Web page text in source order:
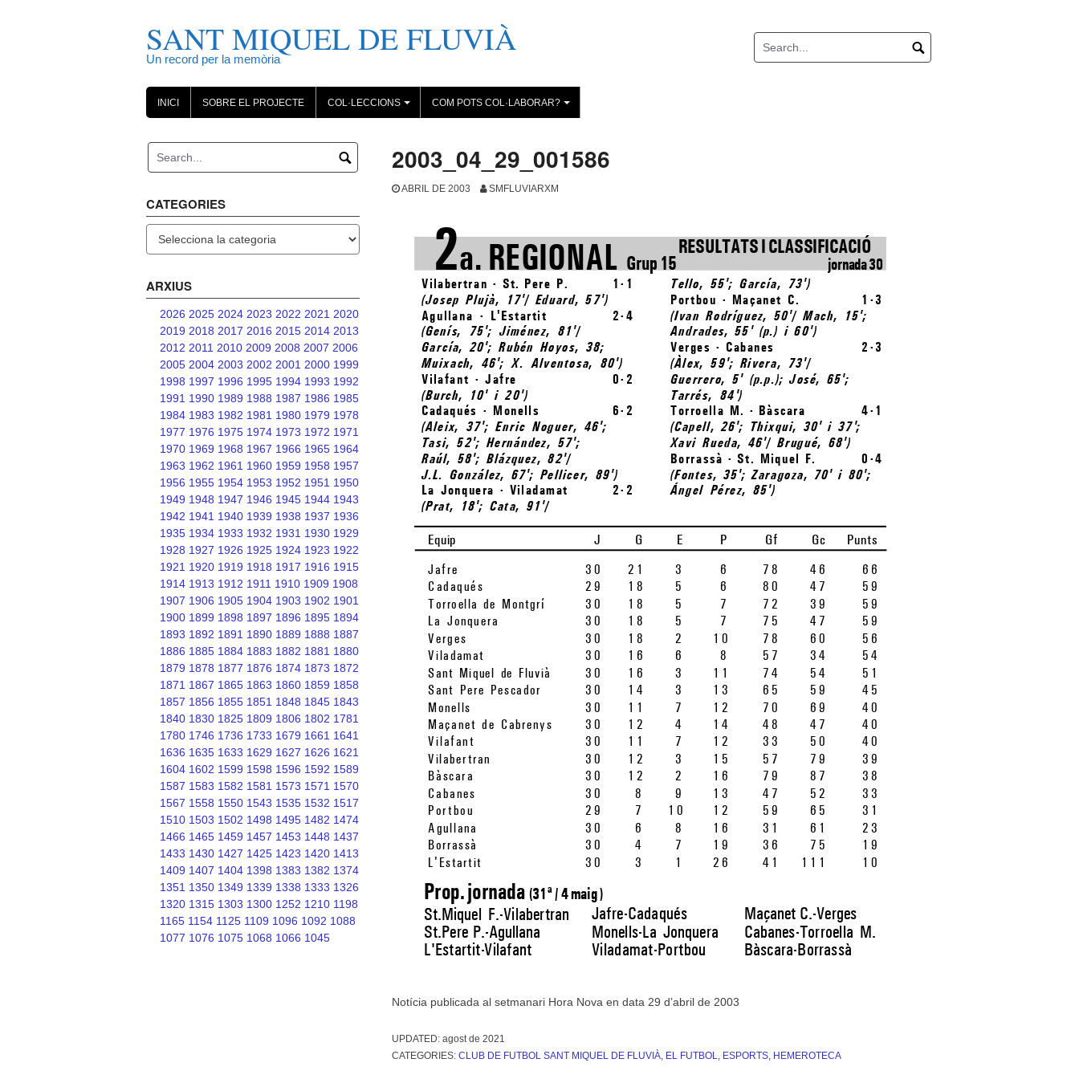
SANT MIQUEL DE FLUVIÀ
Un record per la memòria
INICI SOBRE EL PROJECTE
+
COL·LECCIONS
+
COM POTS COL·LABORAR?
2003_04_29_001586
ABRIL DE 2003 SMFLUVIARXM
Notícia publicada al setmanari Hora Nova en data 29 d’abril de 2003
UPDATED: agost de 2021
CATEGORIES: CLUB DE FUTBOL SANT MIQUEL DE FLUVIÀ, EL FUTBOL, ESPORTS, HEMEROTECA
CATEGORIES
ARXIUS
2026 2025 2024 2023 2022 2021 2020
2019 2018 2017 2016 2015 2014 2013
2012 2011 2010 2009 2008 2007 2006
2005 2004 2003 2002 2001 2000 1999
1998 1997 1996 1995 1994 1993 1992
1991 1990 1989 1988 1987 1986 1985
1984 1983 1982 1981 1980 1979 1978
1977 1976 1975 1974 1973 1972 1971
1970 1969 1968 1967 1966 1965 1964
1963 1962 1961 1960 1959 1958 1957
1956 1955 1954 1953 1952 1951 1950
1949 1948 1947 1946 1945 1944 1943
1942 1941 1940 1939 1938 1937 1936
1935 1934 1933 1932 1931 1930 1929
1928 1927 1926 1925 1924 1923 1922
1921 1920 1919 1918 1917 1916 1915
1914 1913 1912 1911 1910 1909 1908
1907 1906 1905 1904 1903 1902 1901
1900 1899 1898 1897 1896 1895 1894
1893 1892 1891 1890 1889 1888 1887
1886 1885 1884 1883 1882 1881 1880
1879 1878 1877 1876 1874 1873 1872
1871 1867 1865 1863 1860 1859 1858
1857 1856 1855 1851 1848 1845 1843
1840 1830 1825 1809 1806 1802 1781
1780 1746 1736 1733 1679 1661 1641
1636 1635 1633 1629 1627 1626 1621
1604 1602 1599 1598 1596 1592 1589
1587 1583 1582 1581 1573 1571 1570
1567 1558 1550 1543 1535 1532 1517
1510 1503 1502 1498 1495 1482 1474
1466 1465 1459 1457 1453 1448 1437
1433 1430 1427 1425 1423 1420 1413
1409 1407 1404 1398 1383 1382 1374
1351 1350 1349 1339 1338 1333 1326
1320 1315 1303 1300 1252 1210 1198
1165 1154 1125 1109 1096 1092 1088
1077 1076 1075 1068 1066 1045